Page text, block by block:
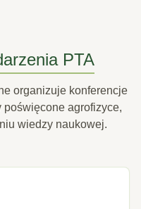
PTA
organizuje konferencje
poświęcone agrofizyce,
wiedzy naukowej.